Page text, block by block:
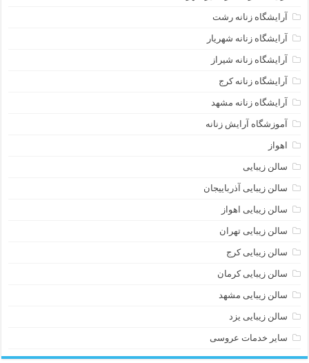
آرایشگاه زنانه رشت
آرایشگاه زنانه شهریار
آرایشگاه زنانه شیراز
آرایشگاه زنانه کرج
آرایشگاه زنانه مشهد
آموزشگاه آرایش زنانه
اهواز
سالن زیبایی
سالن زیبایی آذرباییجان
سالن زیبایی اهواز
سالن زیبایی تهران
سالن زیبایی کرج
سالن زیبایی کرمان
سالن زیبایی مشهد
سالن زیبایی یزد
سایر خدمات عروسی